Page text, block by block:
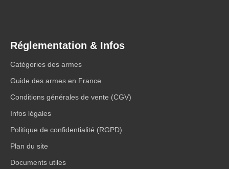
Réglementation & Infos
Catégories des armes
Guide des armes en France
Conditions générales de vente (CGV)
Infos légales
Politique de confidentialité (RGPD)
Plan du site
Documents utiles